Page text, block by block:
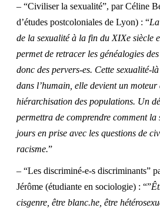
– “Civiliser la sexualité”, par Céline
d’études postcoloniales de Lyon) : “
de la sexualité à la fin du XIXe siècle
permet de retracer les généalogies
donc des pervers-es. Cette sexualité-
dans l’humain, elle devient un
hiérarchisation des populations. Un
permettra de comprendre comment la
jours en prise avec les questions de
racisme.”
– “Les discriminé-e-s discriminants”
Jérôme (étudiante en sociologie) : “”
cisgenre, être blanc.he, être